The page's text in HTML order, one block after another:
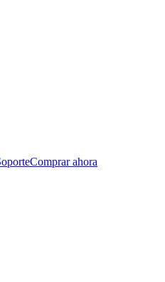
Comprar ahora